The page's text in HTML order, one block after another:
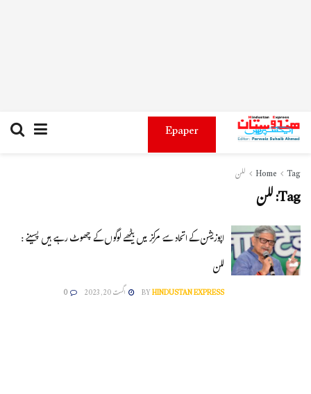
Epaper
Home Tag للن
Tag:للن
اپوزیشن کے اتحاد سے مرکز میں بیٹھے لوگوں کے چھوٹ رہے ہیں پسینے :
للن
BYHINDUSTAN EXPRESS اگست 20, 2023 0